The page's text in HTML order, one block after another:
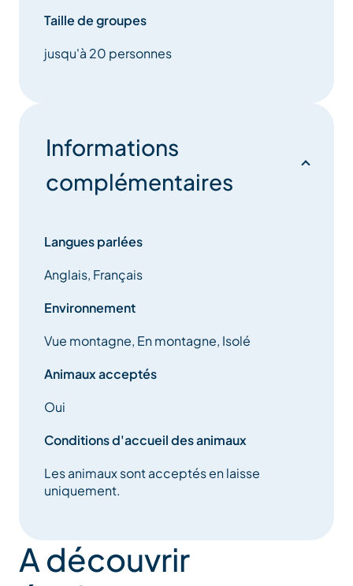
Taille de groupes
jusqu'à 20 personnes
Informations
complémentaires
Langues parlées
Anglais, Français
Environnement
Vue montagne, En montagne, Isolé
Animaux acceptés
Oui
Conditions d'accueil des animaux
Les animaux sont acceptés en laisse
uniquement.
A découvrir